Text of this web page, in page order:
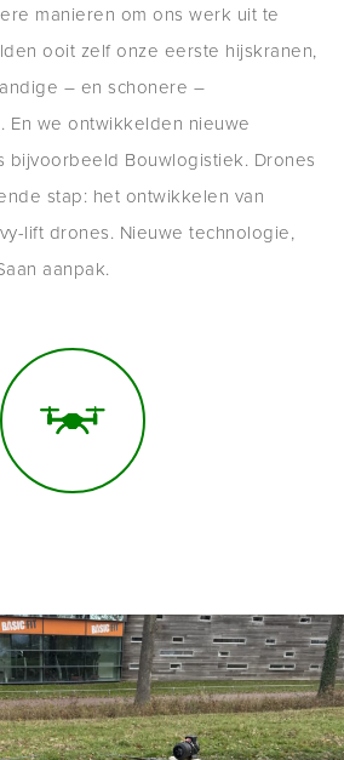
manieren om ons werk uit te
ooit zelf onze eerste hijskranen,
– en schonere –
En we ontwikkelden nieuwe
bijvoorbeeld Bouwlogistiek. Drones
stap: het ontwikkelen van
lift drones. Nieuwe technologie,
aanpak.